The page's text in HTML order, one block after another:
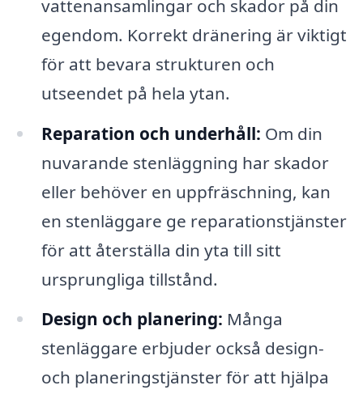
vattenansamlingar och skador på din
egendom. Korrekt dränering är viktigt
för att bevara strukturen och
utseendet på hela ytan.
Reparation och underhåll: Om din
nuvarande stenläggning har skador
eller behöver en uppfräschning, kan
en stenläggare ge reparationstjänster
för att återställa din yta till sitt
ursprungliga tillstånd.
Design och planering: Många
stenläggare erbjuder också design-
och planeringstjänster för att hjälpa